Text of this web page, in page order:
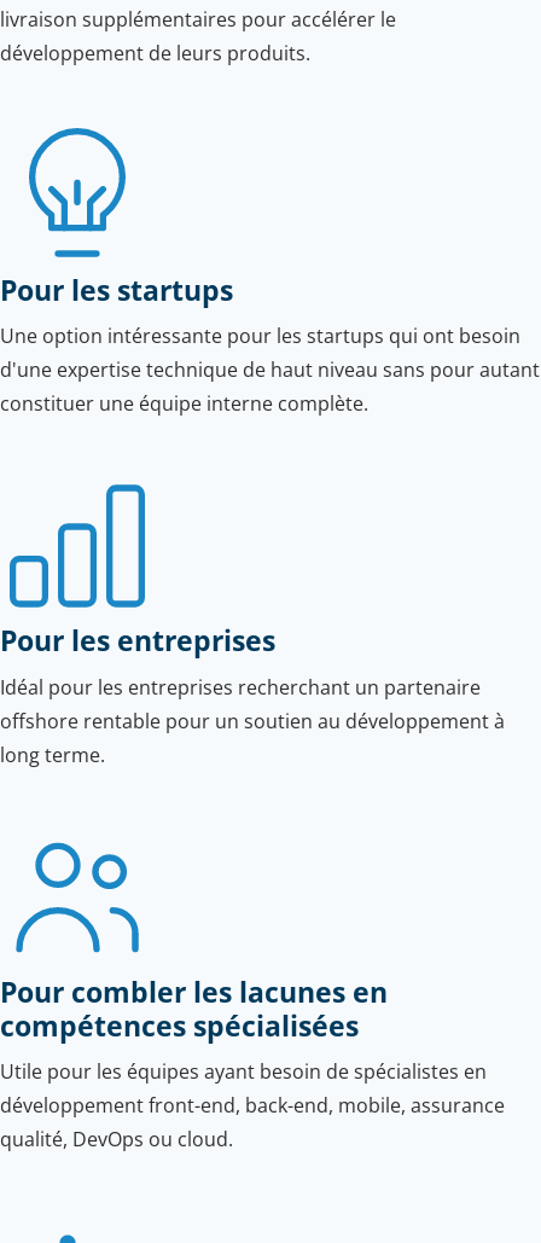
livraison supplémentaires pour accélérer le
développement de leurs produits.
Pour les startups
Une option intéressante pour les startups qui ont besoin
d'une expertise technique de haut niveau sans pour autant
constituer une équipe interne complète.
Pour les entreprises
Idéal pour les entreprises recherchant un partenaire
offshore rentable pour un soutien au développement à
long terme.
Pour combler les lacunes en
compétences spécialisées
Utile pour les équipes ayant besoin de spécialistes en
développement front-end, back-end, mobile, assurance
qualité, DevOps ou cloud.